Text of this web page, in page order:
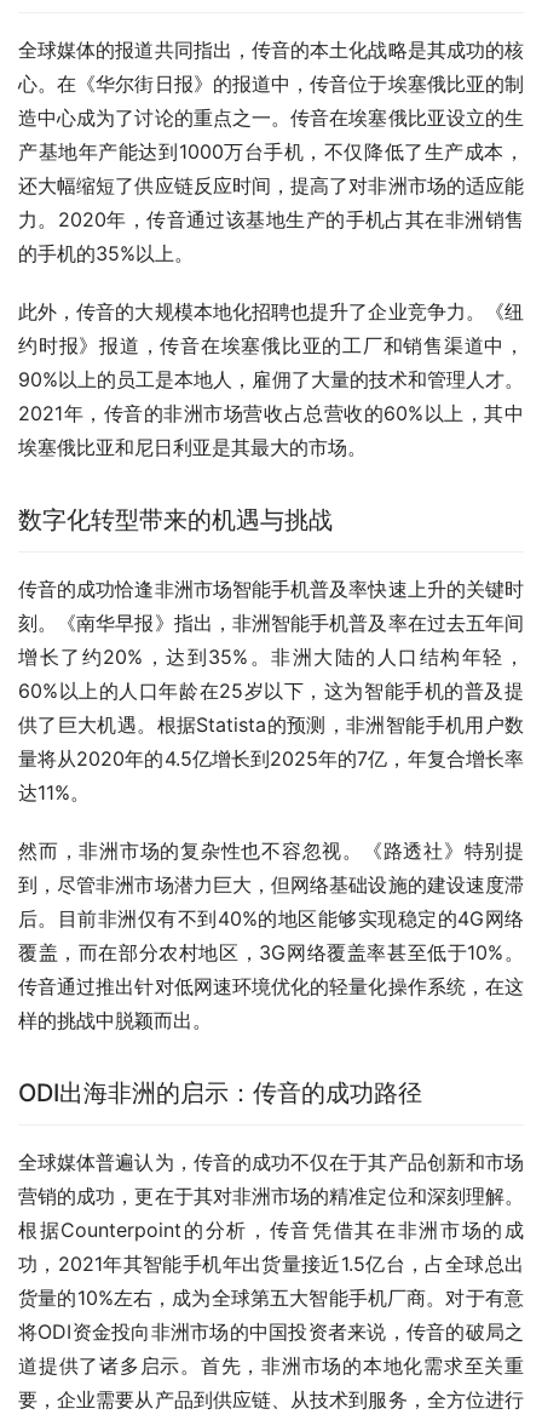
全球媒体的报道共同指出，传音的本土化战略是其成功的核
心。在《华尔街日报》的报道中，传音位于埃塞俄比亚的制
造中心成为了讨论的重点之一。传音在埃塞俄比亚设立的生
产基地年产能达到1000万台手机，不仅降低了生产成本，
还大幅缩短了供应链反应时间，提高了对非洲市场的适应能
力。2020年，传音通过该基地生产的手机占其在非洲销售
的手机的35%以上。
此外，传音的大规模本地化招聘也提升了企业竞争力。《纽
约时报》报道，传音在埃塞俄比亚的工厂和销售渠道中，
90%以上的员工是本地人，雇佣了大量的技术和管理人才。
2021年，传音的非洲市场营收占总营收的60%以上，其中
埃塞俄比亚和尼日利亚是其最大的市场。
数字化转型带来的机遇与挑战
传音的成功恰逢非洲市场智能手机普及率快速上升的关键时
刻。《南华早报》指出，非洲智能手机普及率在过去五年间
增长了约20%，达到35%。非洲大陆的人口结构年轻，
60%以上的人口年龄在25岁以下，这为智能手机的普及提
供了巨大机遇。根据Statista的预测，非洲智能手机用户数
量将从2020年的4.5亿增长到2025年的7亿，年复合增长率
达11%。
然而，非洲市场的复杂性也不容忽视。《路透社》特别提
到，尽管非洲市场潜力巨大，但网络基础设施的建设速度滞
后。目前非洲仅有不到40%的地区能够实现稳定的4G网络
覆盖，而在部分农村地区，3G网络覆盖率甚至低于10%。
传音通过推出针对低网速环境优化的轻量化操作系统，在这
样的挑战中脱颖而出。
ODI出海非洲的启示：传音的成功路径
全球媒体普遍认为，传音的成功不仅在于其产品创新和市场
营销的成功，更在于其对非洲市场的精准定位和深刻理解。
根据Counterpoint的分析，传音凭借其在非洲市场的成
功，2021年其智能手机年出货量接近1.5亿台，占全球总出
货量的10%左右，成为全球第五大智能手机厂商。对于有意
将ODI资金投向非洲市场的中国投资者来说，传音的破局之
道提供了诸多启示。首先，非洲市场的本地化需求至关重
要，企业需要从产品到供应链、从技术到服务，全方位进行